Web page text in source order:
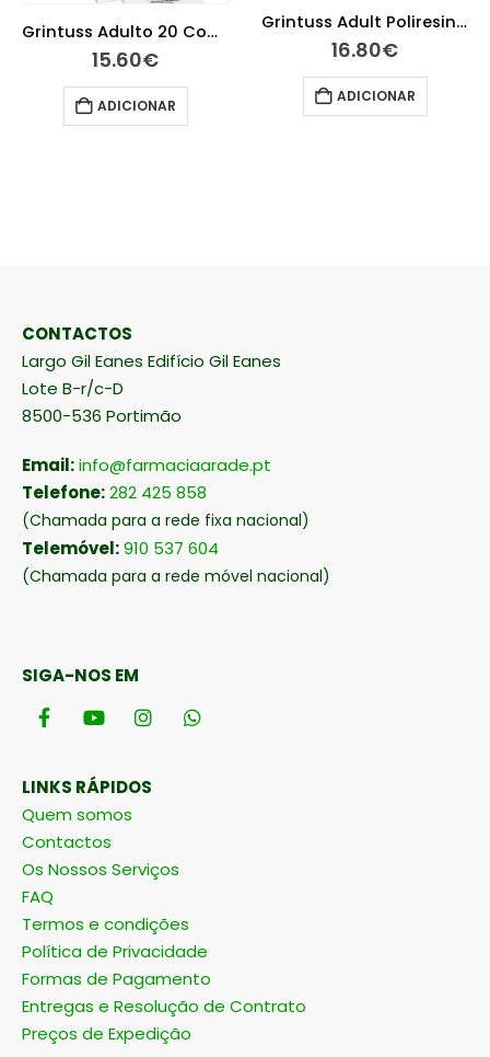
Grintuss Adulto 20 Comprimidos para chupar
15.60€
ADICIONAR
Grintuss Adult Poliresin Xarope 180g
16.80€
ADICIONAR
CONTACTOS
Largo Gil Eanes Edifício Gil Eanes
Lote B-r/c-D
8500-536 Portimão
Email:info@farmaciaarade.pt
Telefone:282 425 858
(Chamada para a rede fixa nacional)
Telemóvel:910 537 604
(Chamada para a rede móvel nacional)
SIGA-NOS EM
LINKS RÁPIDOS
Quem somos
Contactos
Os Nossos Serviços
FAQ
Termos e condições
Política de Privacidade
Formas de Pagamento
Entregas e Resolução de Contrato
Preços de Expedição